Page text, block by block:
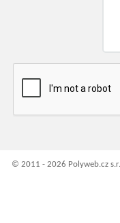
© 2011 - 2026 Polyweb.cz